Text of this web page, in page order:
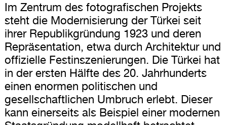
Im Zentrum des fotografischen Projekts
steht die Modernisierung der Türkei seit
ihrer Republikgründung 1923 und deren
Repräsentation, etwa durch Architektur und
offizielle Festinszenierungen. Die Türkei hat
in der ersten Hälfte des 20. Jahrhunderts
einen enormen politischen und
gesellschaftlichen Umbruch erlebt. Dieser
kann einerseits als Beispiel einer modernen